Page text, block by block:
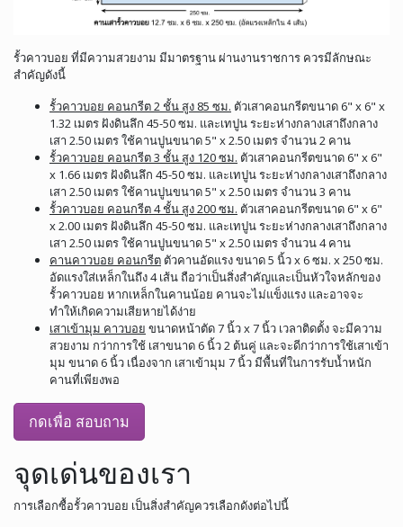
รั้วคาวบอย ที่มีความสวยงาม มีมาตรฐาน ผ่านงานราชการ ควรมีลักษณะ
สำคัญดังนี้
รั้วคาวบอย คอนกรีต 2 ชั้น สูง 85 ซม. ตัวเสาคอนกรีตขนาด 6" x 6" x
1.32 เมตร ฝังดินลึก 45-50 ซม. และเทปูน ระยะห่างกลางเสาถึงกลาง
เสา 2.50 เมตร ใช้คานปูนขนาด 5" x 2.50 เมตร จำนวน 2 คาน
รั้วคาวบอย คอนกรีต 3 ชั้น สูง 120 ซม. ตัวเสาคอนกรีตขนาด 6" x 6"
x 1.66 เมตร ฝังดินลึก 45-50 ซม. และเทปูน ระยะห่างกลางเสาถึงกลาง
เสา 2.50 เมตร ใช้คานปูนขนาด 5" x 2.50 เมตร จำนวน 3 คาน
รั้วคาวบอย คอนกรีต 4 ชั้น สูง 200 ซม. ตัวเสาคอนกรีตขนาด 6" x 6"
x 2.00 เมตร ฝังดินลึก 45-50 ซม. และเทปูน ระยะห่างกลางเสาถึงกลาง
เสา 2.50 เมตร ใช้คานปูนขนาด 5" x 2.50 เมตร จำนวน 4 คาน
คานคาวบอย คอนกรีต ตัวคานอัดแรง ขนาด 5 นิ้ว x 6 ซม. x 250 ซม.
อัดแรงใส่เหล็กในถึง 4 เส้น ถือว่าเป็นสิ่งสำคัญและเป็นหัวใจหลักของ
รั้วคาวบอย หากเหล็กในคานน้อย คานจะไม่แข็งแรง และอาจจะ
ทำให้เกิดความเสียหายได้ง่าย
เสาเข้ามุม คาวบอย ขนาดหน้าตัด 7 นิ้ว x 7 นิ้ว เวลาติดตั้ง จะมีความ
สวยงาม กว่าการใช้ เสาขนาด 6 นิ้ว 2 ต้นคู่ และจะดีกว่าการใช้เสาเข้า
มุม ขนาด 6 นิ้ว เนื่องจาก เสาเข้ามุม 7 นิ้ว มีพื้นที่ในการรับน้ำหนัก
คานที่เพียงพอ
กดเพื่อ สอบถาม
จุดเด่นของเรา
การเลือกซื้อรั้วคาวบอย เป็นสิ่งสำคัญควรเลือกดังต่อไปนี้